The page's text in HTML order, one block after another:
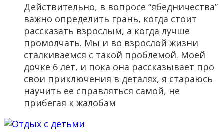
Действительно, в вопросе “ябедничества”
важно определить грань, когда стоит
рассказать взрослым, а когда лучше
промолчать. Мы и во взрослой жизни
сталкиваемся с такой проблемой. Моей
дочке 6 лет, и пока она рассказывает про
свои приключения в деталях, я стараюсь
научить ее справляться самой, не
прибегая к жалобам